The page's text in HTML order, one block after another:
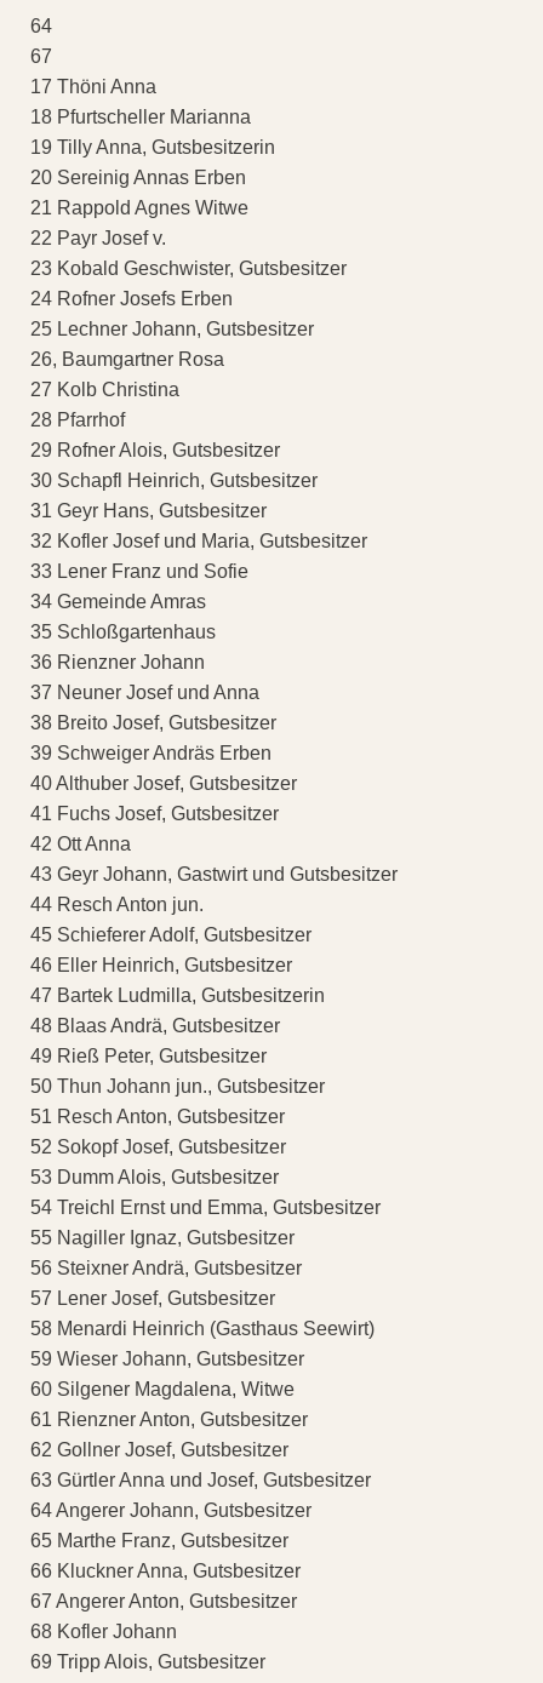
64
67
17 Thöni Anna
18 Pfurtscheller Marianna
19 Tilly Anna, Gutsbesitzerin
20 Sereinig Annas Erben
21 Rappold Agnes Witwe
22 Payr Josef v.
23 Kobald Geschwister, Gutsbesitzer
24 Rofner Josefs Erben
25 Lechner Johann, Gutsbesitzer
26, Baumgartner Rosa
27 Kolb Christina
28 Pfarrhof
29 Rofner Alois, Gutsbesitzer
30 Schapfl Heinrich, Gutsbesitzer
31 Geyr Hans, Gutsbesitzer
32 Kofler Josef und Maria, Gutsbesitzer
33 Lener Franz und Sofie
34 Gemeinde Amras
35 Schloßgartenhaus
36 Rienzner Johann
37 Neuner Josef und Anna
38 Breito Josef, Gutsbesitzer
39 Schweiger Andräs Erben
40 Althuber Josef, Gutsbesitzer
41 Fuchs Josef, Gutsbesitzer
42 Ott Anna
43 Geyr Johann, Gastwirt und Gutsbesitzer
44 Resch Anton jun.
45 Schieferer Adolf, Gutsbesitzer
46 Eller Heinrich, Gutsbesitzer
47 Bartek Ludmilla, Gutsbesitzerin
48 Blaas Andrä, Gutsbesitzer
49 Rieß Peter, Gutsbesitzer
50 Thun Johann jun., Gutsbesitzer
51 Resch Anton, Gutsbesitzer
52 Sokopf Josef, Gutsbesitzer
53 Dumm Alois, Gutsbesitzer
54 Treichl Ernst und Emma, Gutsbesitzer
55 Nagiller Ignaz, Gutsbesitzer
56 Steixner Andrä, Gutsbesitzer
57 Lener Josef, Gutsbesitzer
58 Menardi Heinrich (Gasthaus Seewirt)
59 Wieser Johann, Gutsbesitzer
60 Silgener Magdalena, Witwe
61 Rienzner Anton, Gutsbesitzer
62 Gollner Josef, Gutsbesitzer
63 Gürtler Anna und Josef, Gutsbesitzer
64 Angerer Johann, Gutsbesitzer
65 Marthe Franz, Gutsbesitzer
66 Kluckner Anna, Gutsbesitzer
67 Angerer Anton, Gutsbesitzer
68 Kofler Johann
69 Tripp Alois, Gutsbesitzer